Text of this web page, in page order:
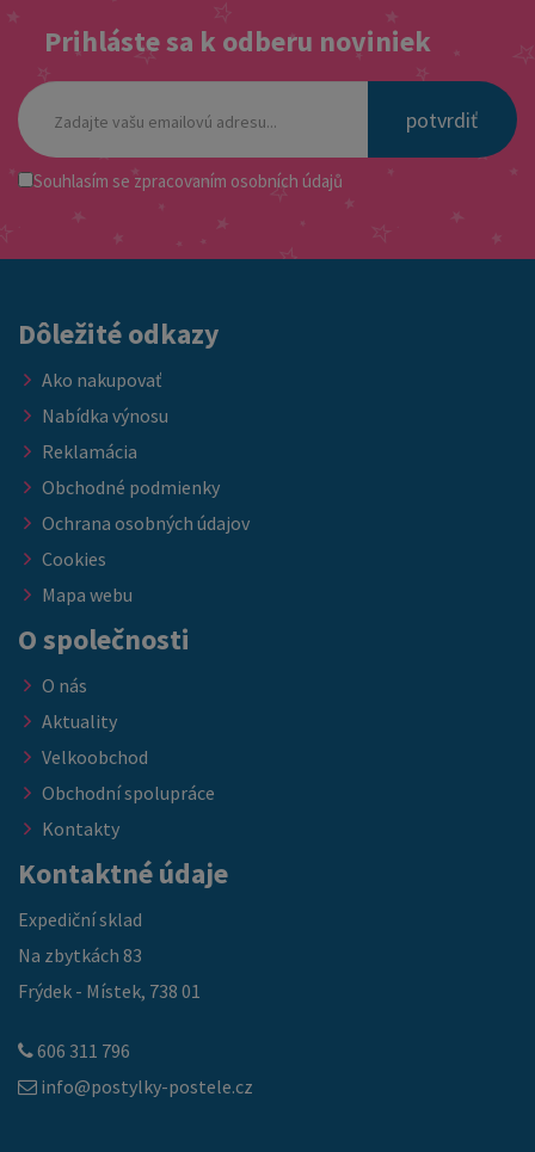
Prihláste sa k odberu noviniek
potvrdiť
Souhlasím se zpracovaním osobních údajů
Dôležité odkazy
Ako nakupovať
Nabídka výnosu
Reklamácia
Obchodné podmienky
Ochrana osobných údajov
Cookies
Mapa webu
O společnosti
O nás
Aktuality
Velkoobchod
Obchodní spolupráce
Kontakty
Kontaktné údaje
Expediční sklad
Na zbytkách 83
Frýdek - Místek, 738 01
606 311 796
info@postylky-postele.cz